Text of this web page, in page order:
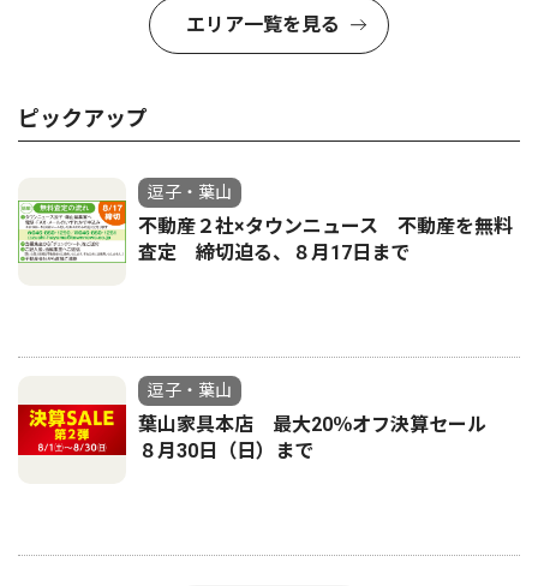
エリア一覧を見る
ピックアップ
逗子・葉山
不動産２社×タウンニュース 不動産を無料
査定 締切迫る、８月17日まで
逗子・葉山
葉山家具本店 最大20％オフ決算セール
８月30日（日）まで